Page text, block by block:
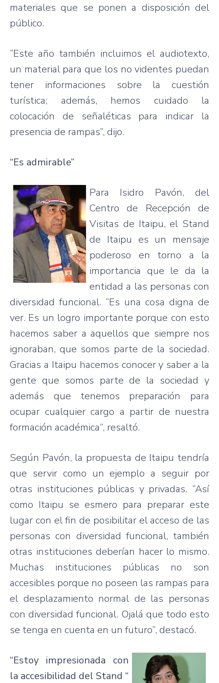
materiales que se ponen a disposición del
público.
“Este año también incluimos el audiotexto,
un material para que los novidentes puedan
tener
informaciones sobre la cuestión
turística; además, hemos cuidado la
colocación de señaléticas para indicar la
presencia de rampas”, dijo.
“Es admirable”
Para Isidro Pavón, del
Centro de Recepción de
Visitas de Itaipu, el Stand
de Itaipu es un mensaje
poderoso en torno a la
importancia que le da la
entidad a las personas con
diversidad funcional. “Es una cosa digna de
ver. Es un logro importante porque conesto
hacemos saber a aquellos que siempre nos
ignoraban,que somos parte de la sociedad.
Gracias a Itaipu hacemos conocery saber a la
gente que somos parte de la sociedad y
además
que tenemos preparación
para
ocupar cualquiercargo a partir de nuestra
formación académica”, resaltó.
Según Pavón, la propuesta de Itaipu tendría
que servir como unejemplo a seguir por
otras instituciones públicas y privadas. “Así
como Itaipu se esmero para preparar este
lugar con el fin de posibilitarelacceso de las
personas con diversidad funcional, también
otras instituciones deberían hacerlo mismo.
Muchas
instituciones públicas no son
accesibles porque no poseen las rampas para
el desplazamiento normal de las personas
condiversidad funcional. Ojalá que todo esto
se tenga en cuenta en unfuturo”, destacó.
“Estoy impresionada con
la accesibilidad del Stand “